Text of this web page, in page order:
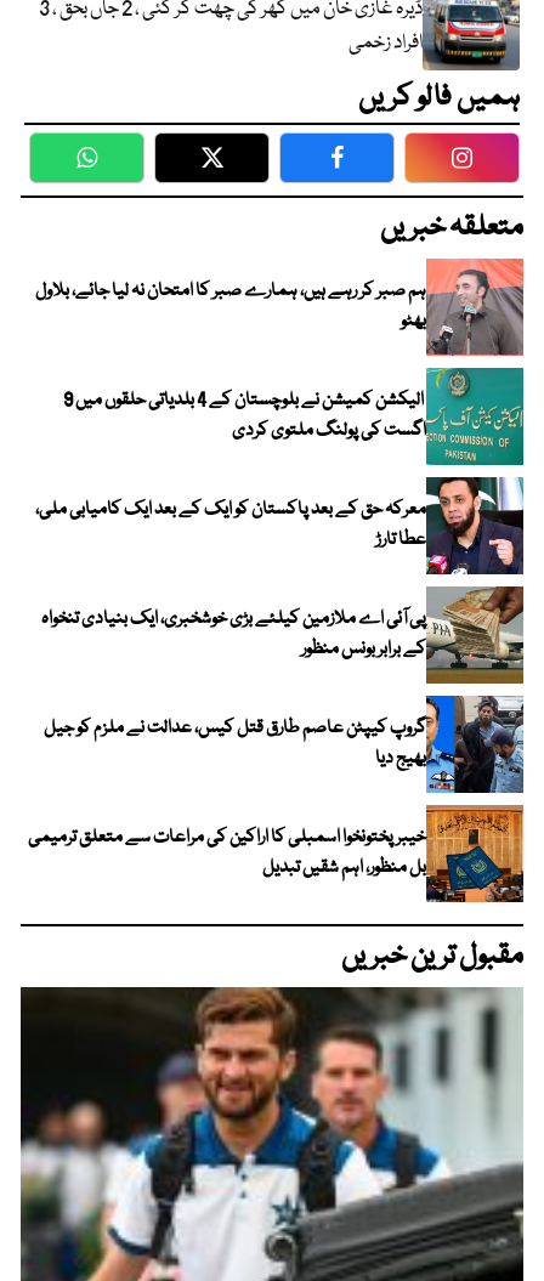
ڈیرہ غازی خان میں گھر کی چھت گر گئی ، 2 جاں بحق ، 3
افراد زخمی
ہمیں فالو کریں
WhatsApp Twitter Facebook
متعلقہ خبریں
ہم صبر کر رہے ہیں، ہمارے صبر کا امتحان نہ لیا جائے، بلاول
بھٹو
الیکشن کمیشن نے بلوچستان کے 4 بلدیاتی حلقوں میں 9
اگست کی پولنگ ملتوی کردی
معرکہ حق کے بعد پاکستان کو ایک کے بعد ایک کامیابی ملی،
عطا تارڑ
پی آئی اے ملازمین کیلئے بڑی خوشخبری، ایک بنیادی تنخواہ
کے برابر بونس منظور
گروپ کیپٹن عاصم طارق قتل کیس، عدالت نے ملزم کو جیل
بھیج دیا
خیبرپختونخوا اسمبلی کا اراکین کی مراعات سے متعلق ترمیمی
بل منظور، اہم شقیں تبدیل
مقبول ترین خبریں